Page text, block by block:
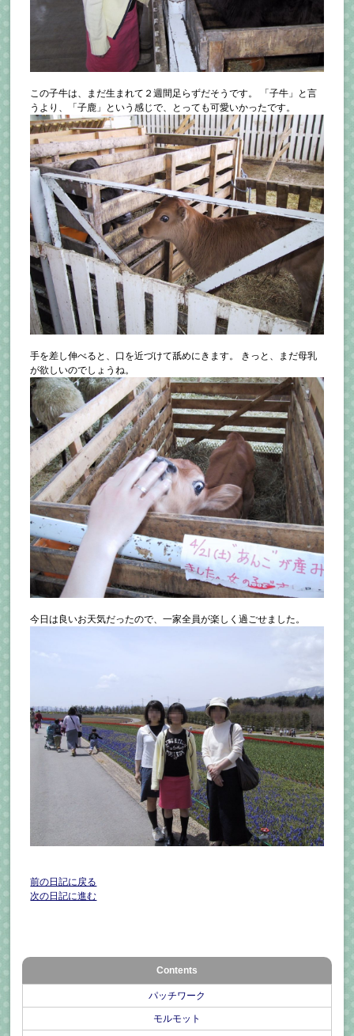
この子牛は、まだ生まれて２週間足らずだそうです。 「子牛」と言
うより、「子鹿」という感じで、とっても可愛いかったです。
手を差し伸べると、口を近づけて舐めにきます。 きっと、まだ母乳
が欲しいのでしょうね。
今日は良いお天気だったので、一家全員が楽しく過ごせました。
前の日記に戻る
次の日記に進む
Contents
パッチワーク
モルモット